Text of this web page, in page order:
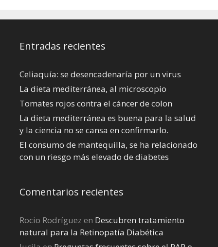
Entradas recientes
Celiaquía: se desencadenaría por un virus
La dieta mediterránea, al microscopio
Tomates rojos contra el cáncer de colon
La dieta mediterránea es buena para la salud
y la ciencia no se cansa en confirmarlo.
El consumo de mantequilla, se ha relacionado
con un riesgo más elevado de diabetes
Comentarios recientes
Rocio Rodríguez en Descubren tratamiento
natural para la Retinopatía Diabética